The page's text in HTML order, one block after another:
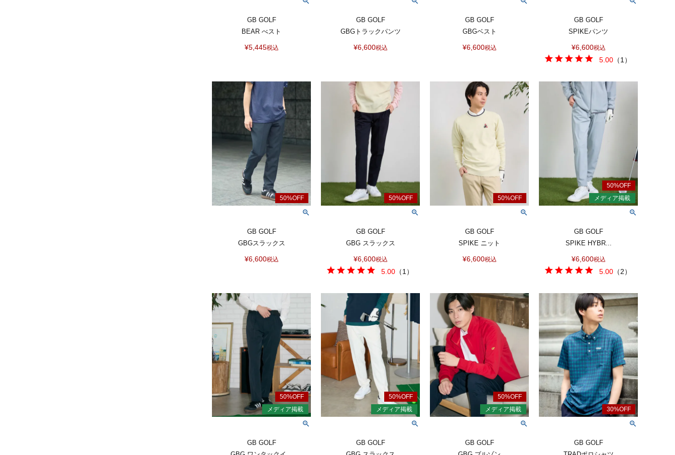
GB GOLF
BEAR べスト
¥5,445税込
GB GOLF
GBGトラックパンツ
¥6,600税込
GB GOLF
GBGベスト
¥6,600税込
GB GOLF
SPIKEパンツ
¥6,600税込
5.00 （1）
GB GOLF
GBGスラックス
¥6,600税込
GB GOLF
GBG スラックス
¥6,600税込
5.00 （1 ）
GB GOLF
SPIKE ニット
¥6,600税込
GB GOLF
SPIKE HYBR...
¥6,600税込
5.00 （2）
GB GOLF
GB GOLF
GB GOLF
GB GOLF